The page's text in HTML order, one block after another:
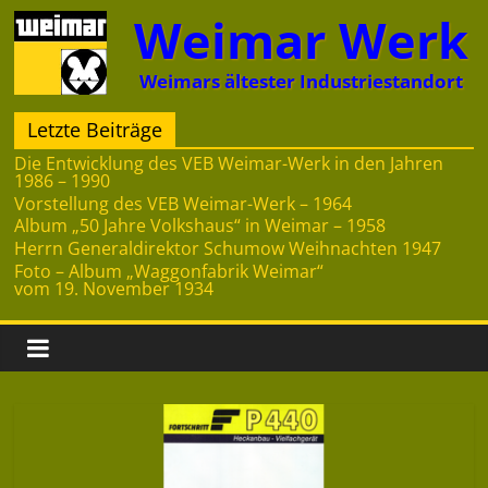
Zum
Inhalt
springen
Weimar Werk
Weimars ältester Industriestandort
Letzte Beiträge
Die Entwicklung des VEB Weimar-Werk in den Jahren
1986 – 1990
Vorstellung des VEB Weimar-Werk – 1964
Album „50 Jahre Volkshaus“ in Weimar – 1958
Herrn Generaldirektor Schumow Weihnachten 1947
Foto – Album „Waggonfabrik Weimar“
vom 19. November 1934